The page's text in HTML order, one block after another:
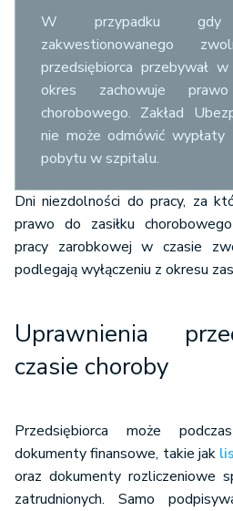
W przypadku
zakwestionowanego
przedsiębiorca przebywał
okres zachowuje
chorobowego. Zakład
nie może odmówić wypłaty
pobytu w szpitalu.
Dni niezdolności do pracy, za
prawo do zasiłku
pracy zarobkowej w czasie
podlegają wyłączeniu z okresu
Uprawnienia
czasie choroby
Przedsiębiorca może
dokumenty finansowe, takie jak
oraz dokumenty rozliczeniowe
zatrudnionych. Samo